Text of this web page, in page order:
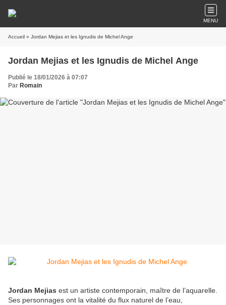
MENU
Accueil » Jordan Mejias et les Ignudis de Michel Ange
Jordan Mejias et les Ignudis de Michel Ange
Publié le 18/01/2026 à 07:07
Par Romain
Jordan Mejias est un artiste contemporain, maître de l’aquarelle.
Ses personnages ont la vitalité du flux naturel de l’eau,